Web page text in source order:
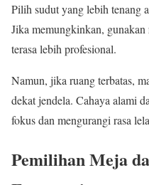
Pilih sudut yang lebih tenang
Jika memungkinkan, gunakan
terasa lebih profesional.
Namun, jika ruang terbatas,
dekat jendela. Cahaya alami
fokus dan mengurangi rasa
Pemilihan Meja